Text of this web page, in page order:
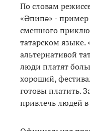
По словам
«Әпипә» - пример
смешного
татарском языке.
альтернативой
люди платят
хороший,
готовы платить.
привлечь людей